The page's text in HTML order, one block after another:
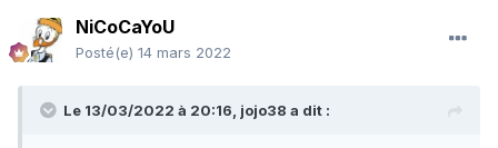
NiCoCaYoU
Posté(e) 14 mars 2022
Le 13/03/2022 à 20:16, jojo38 a dit :